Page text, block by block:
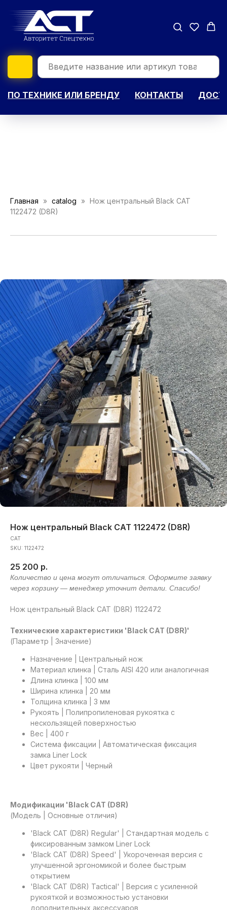
ПО ТЕХНИКЕ ИЛИ БРЕНДУ КОНТАКТЫ
Главная catalog
Нож центральный Black CAT
1122472 (D8R)
Нож центральный Black CAT 1122472 (D8R)
CAT
SKU: 1122472
25 200 р.
Нож центральный Black CAT (D8R) 1122472
Технические характеристики 'Black CAT (D8R)'
(Параметр | Значение)
Назначение | Центральный нож
Материал клинка | Сталь AISI 420 или аналогичная
Длина клинка | 100 мм
Ширина клинка | 20 мм
Толщина клинка | 3 мм
Рукоять | Полипропиленовая рукоятка с
нескользящей поверхностью
Вес | 400 г
Система фиксации | Автоматическая фиксация
замка Liner Lock
Цвет рукояти | Черный
Модификации 'Black CAT (D8R)
(Модель | Основные отличия)
'Black CAT (D8R) Regular' | Стандартная модель с
фиксированным замком Liner Lock
'Black CAT (D8R) Speed' | Укороченная версия с
улучшенной эргономикой и более быстрым
открытием
'Black CAT (D8R) Tactical' | Версия с усиленной
рукояткой и возможностью установки
дополнительных аксессуаров